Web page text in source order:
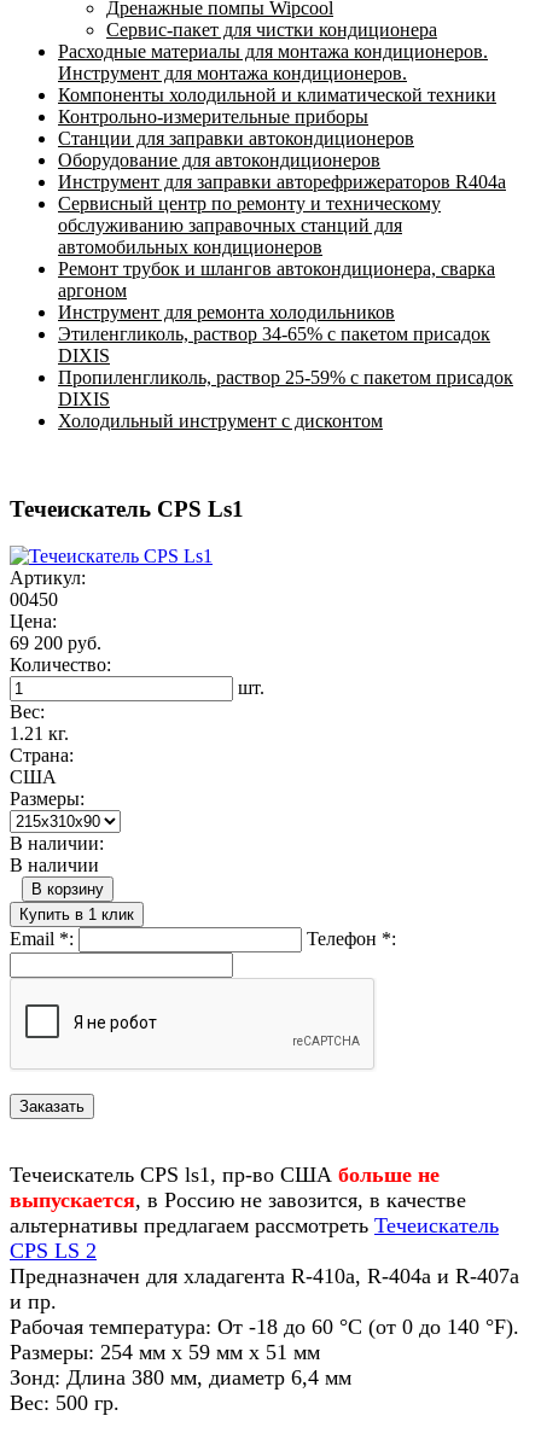
Дренажные помпы Wipcool
Сервис-пакет для чистки кондиционера
Расходные материалы для монтажа кондиционеров.
Инструмент для монтажа кондиционеров.
Компоненты холодильной и климатической техники
Контрольно-измерительные приборы
Станции для заправки автокондиционеров
Оборудование для автокондиционеров
Инструмент для заправки авторефрижераторов R404a
Сервисный центр по ремонту и техническому
обслуживанию заправочных станций для
автомобильных кондиционеров
Ремонт трубок и шлангов автокондиционера, сварка
аргоном
Инструмент для ремонта холодильников
Этиленгликоль, раствор 34-65% с пакетом присадок
DIXIS
Пропиленгликоль, раствор 25-59% с пакетом присадок
DIXIS
Холодильный инструмент с дисконтом
Течеискатель CPS Ls1
Артикул:
00450
Цена:
69 200 руб.
Количество:
шт.
Вес:
1.21 кг.
Страна:
США
Размеры:
В наличии:
В наличии
В корзину
Купить в 1 клик
Email *: Телефон *:
Течеискатель CPS ls1, пр-во США больше не
выпускается, в Россию не завозится, в качестве
альтернативы предлагаем рассмотреть Течеискатель
CPS LS 2
Предназначен для хладагента R-410a, R-404a и R-407a
и пр.
Рабочая температура: От -18 до 60 °С (от 0 до 140 °F).
Размеры: 254 мм х 59 мм х 51 мм
Зонд: Длина 380 мм, диаметр 6,4 мм
Вес: 500 гр.